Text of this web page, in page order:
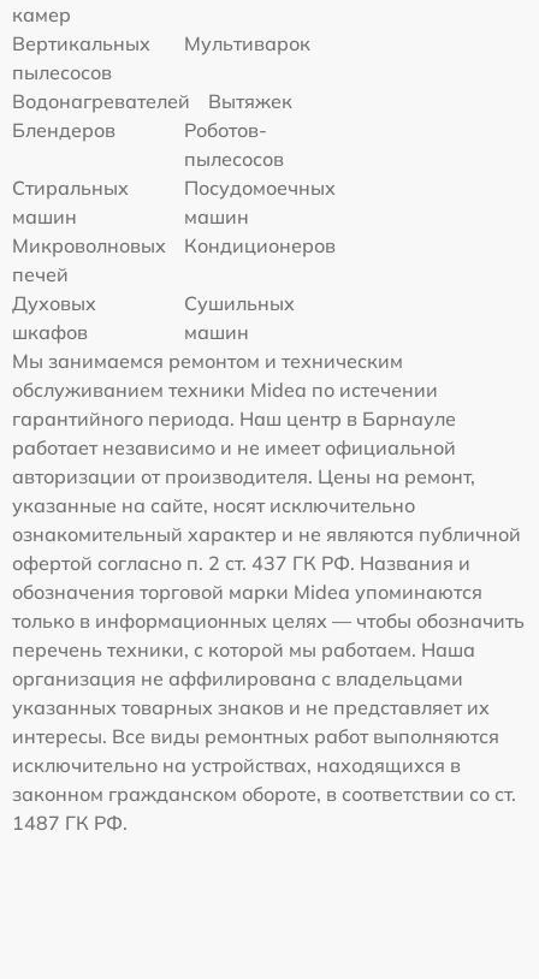
камер
Вертикальных
пылесосов
Мультиварок
Водонагревателей
Вытяжек
Блендеров
Роботов-
пылесосов
Стиральных
машин
Посудомоечных
машин
Микроволновых
печей
Кондиционеров
Духовых
шкафов
Сушильных
машин
Мы занимаемся ремонтом и техническим
обслуживанием техники Midea по истечении
гарантийного периода. Наш центр в Барнауле
работает независимо и не имеет официальной
авторизации от производителя. Цены на ремонт,
указанные на сайте, носят исключительно
ознакомительный характер и не являются публичной
офертой согласно п. 2 ст. 437 ГК РФ. Названия и
обозначения торговой марки Midea упоминаются
только в информационных целях — чтобы обозначить
перечень техники, с которой мы работаем. Наша
организация не аффилирована с владельцами
указанных товарных знаков и не представляет их
интересы. Все виды ремонтных работ выполняются
исключительно на устройствах, находящихся в
законном гражданском обороте, в соответствии со ст.
1487 ГК РФ.